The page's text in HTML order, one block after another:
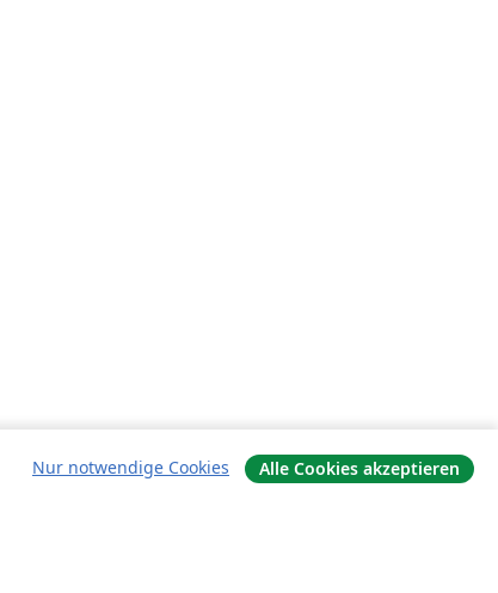
Nur notwendige Cookies Alle Cookies akzeptieren